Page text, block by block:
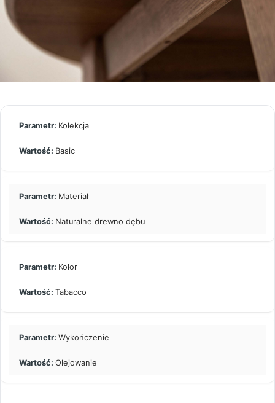
Kolekcja
Basic
Materiał
Naturalne drewno dębu
Kolor
Tabacco
Wykończenie
Olejowanie